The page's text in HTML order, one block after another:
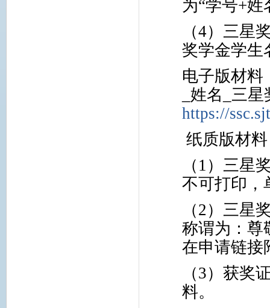
为“学号+姓
（4） 三星
奖学金学生
电子版材料
_姓名
三星
https://
纸质版材
（1） 三星
不可打印，
（2） 三星
称谓为：尊
在申请链接
（3）获奖
料。